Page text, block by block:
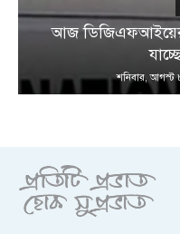
আজ ডিজিএফআইয়ের
শনিবার, আগস্ট